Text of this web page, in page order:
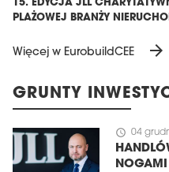
15. EDYCJA JLL
PLAŻOWEJ BRANŻY
Więcej w EurobuildCEE arrow_forward
GRUNTY
schedule 04
NOGAMI